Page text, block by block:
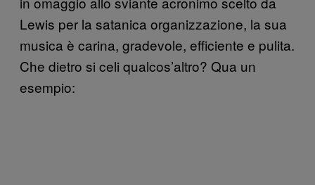
Lewis per la satanica organizzazione, la sua
musica è carina, gradevole, efficiente e pulita.
Che dietro si celi qualcos’altro? Qua un
esempio: